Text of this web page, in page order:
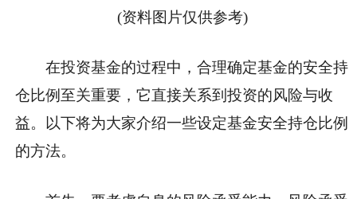
(资料图片仅供参考)
在投资基金的过程中，合理确定基金的安全持
仓比例至关重要，它直接关系到投资的风险与收
益。以下将为大家介绍一些设定基金安全持仓比例
的方法。